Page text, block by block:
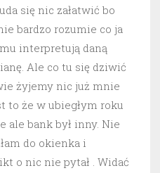
się nic załatwić bo
bardzo rozumie co ja
interpretują daną
Ale co tu się dziwić
żyjemy nic już mnie
to że w ubiegłym roku
ale bank był inny. Nie
do okienka i
o nic nie pytał . Widać